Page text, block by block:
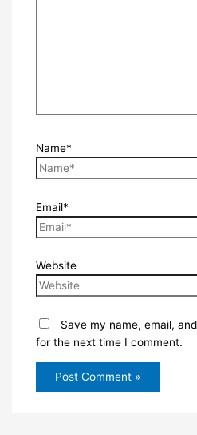
Name*
Email*
Website
Save my name, email,
for the next time I comment.